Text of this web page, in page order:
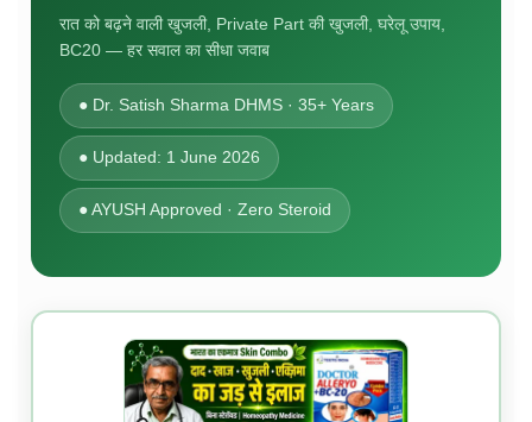
रात को बढ़ने वाली खुजली, Private Part की खुजली, घरेलू उपाय,
BC20 — हर सवाल का सीधा जवाब
● Dr. Satish Sharma DHMS · 35+ Years
● Updated: 1 June 2026
● AYUSH Approved · Zero Steroid